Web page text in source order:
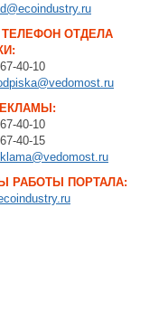
ОТДЕЛА
40-10
40-10
40-15
РАБОТЫ ПОРТАЛА: